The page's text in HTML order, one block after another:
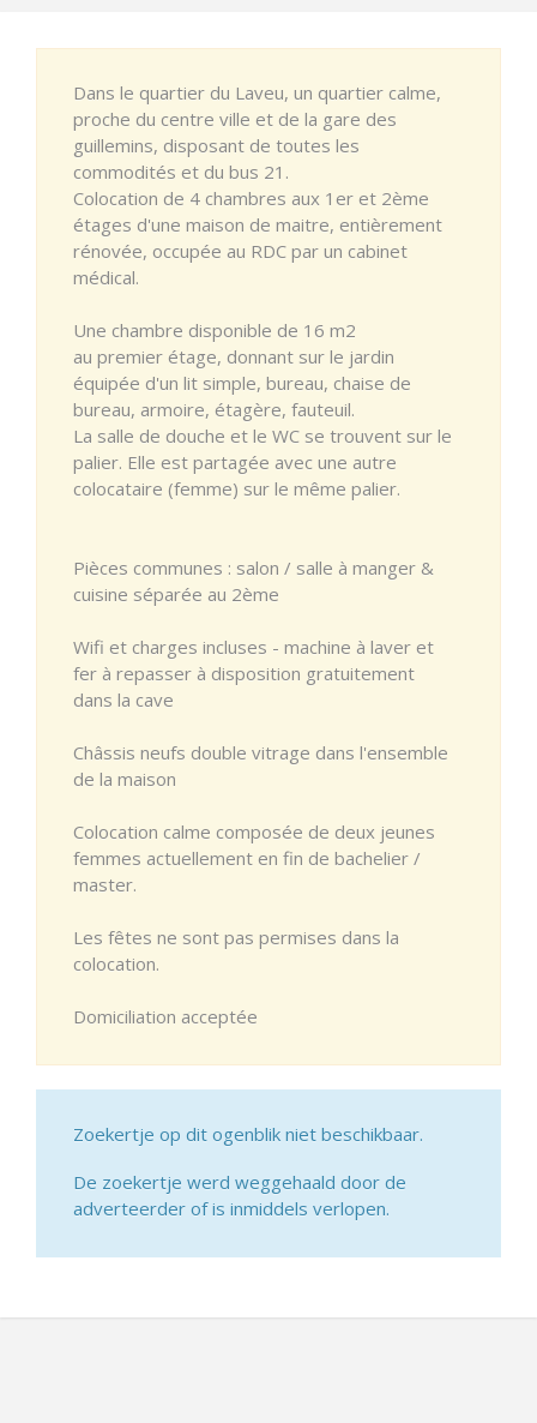
Dans le quartier du Laveu, un quartier calme,
proche du centre ville et de la gare des
guillemins, disposant de toutes les
commodités et du bus 21.
Colocation de 4 chambres aux 1er et 2ème
étages d'une maison de maitre, entièrement
rénovée, occupée au RDC par un cabinet
médical.
Une chambre disponible de 16 m2
au premier étage, donnant sur le jardin
équipée d'un lit simple, bureau, chaise de
bureau, armoire, étagère, fauteuil.
La salle de douche et le WC se trouvent sur le
palier. Elle est partagée avec une autre
colocataire (femme) sur le même palier.
Pièces communes : salon / salle à manger &
cuisine séparée au 2ème
Wifi et charges incluses - machine à laver et
fer à repasser à disposition gratuitement
dans la cave
Châssis neufs double vitrage dans l'ensemble
de la maison
Colocation calme composée de deux jeunes
femmes actuellement en fin de bachelier /
master.
Les fêtes ne sont pas permises dans la
colocation.
Domiciliation acceptée
Zoekertje op dit ogenblik niet beschikbaar.
De zoekertje werd weggehaald door de
adverteerder of is inmiddels verlopen.